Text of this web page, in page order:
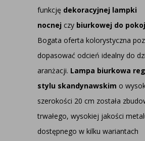
funkcję dekoracyjnej lampki
nocnej czy biurkowej do
Bogata oferta kolorystyczna
dopasować odcień idealny do
aranżacji. Lampa biurkowa
stylu skandynawskim o
szerokości 20 cm została
trwałego, wysokiej jakości
dostępnego w kilku wariantach